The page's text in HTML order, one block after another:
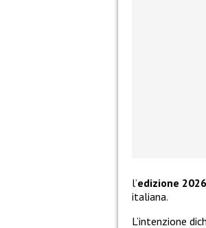
l’edizione
italiana.
L’intenzione